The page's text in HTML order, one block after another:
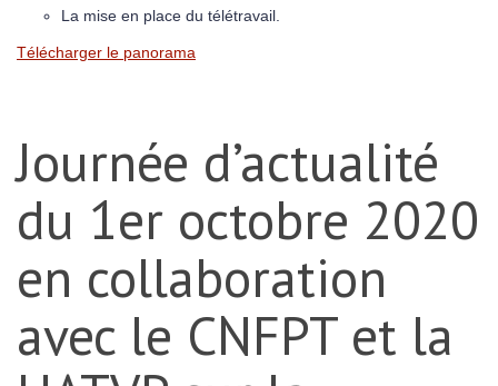
La mise en place du télétravail.
Télécharger le panorama
Journée d’actualité
du 1er octobre 2020
en collaboration
avec le CNFPT et la